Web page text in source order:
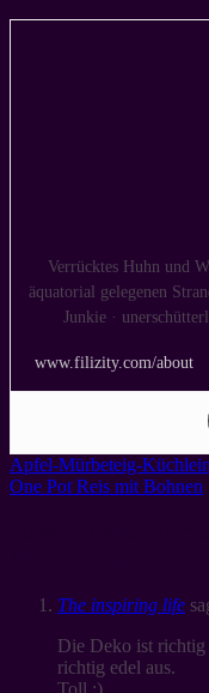
Verrücktes Huhn und
äquatorial gelegenen
Junkie ·
www.filizity.com/about
Apfel-Mürbeteig-Küchlein
One Pot Reis mit Bohnen
The inspiring life
Die Deko ist
richtig edel aus.